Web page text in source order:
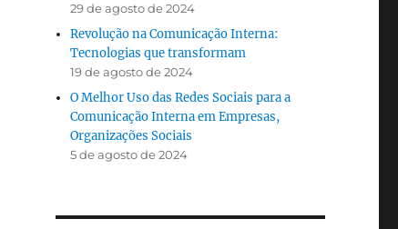
29 de agosto de 2024
Revolução na Comunicação Interna:
Tecnologias que transformam
19 de agosto de 2024
O Melhor Uso das Redes Sociais para a
Comunicação Interna em Empresas,
Organizações Sociais
5 de agosto de 2024